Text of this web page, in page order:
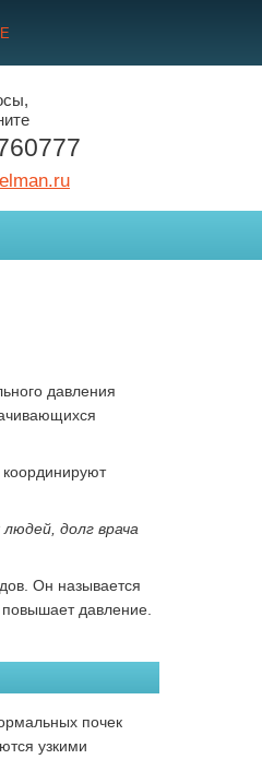
давления
долг врача
Он называется
давление.
почек
узкими